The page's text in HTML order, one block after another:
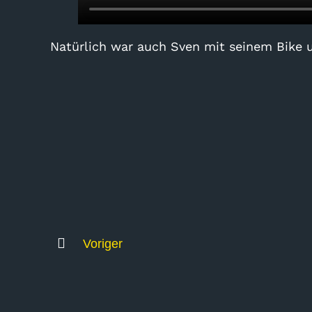
Natürlich war auch Sven mit seinem Bike
Voriger